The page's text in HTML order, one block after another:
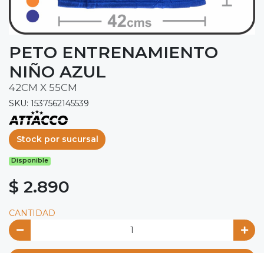
PETO ENTRENAMIENTO
NIÑO AZUL
42CM X 55CM
SKU: 1537562145539
Stock por sucursal
Disponible
$ 2.890
CANTIDAD